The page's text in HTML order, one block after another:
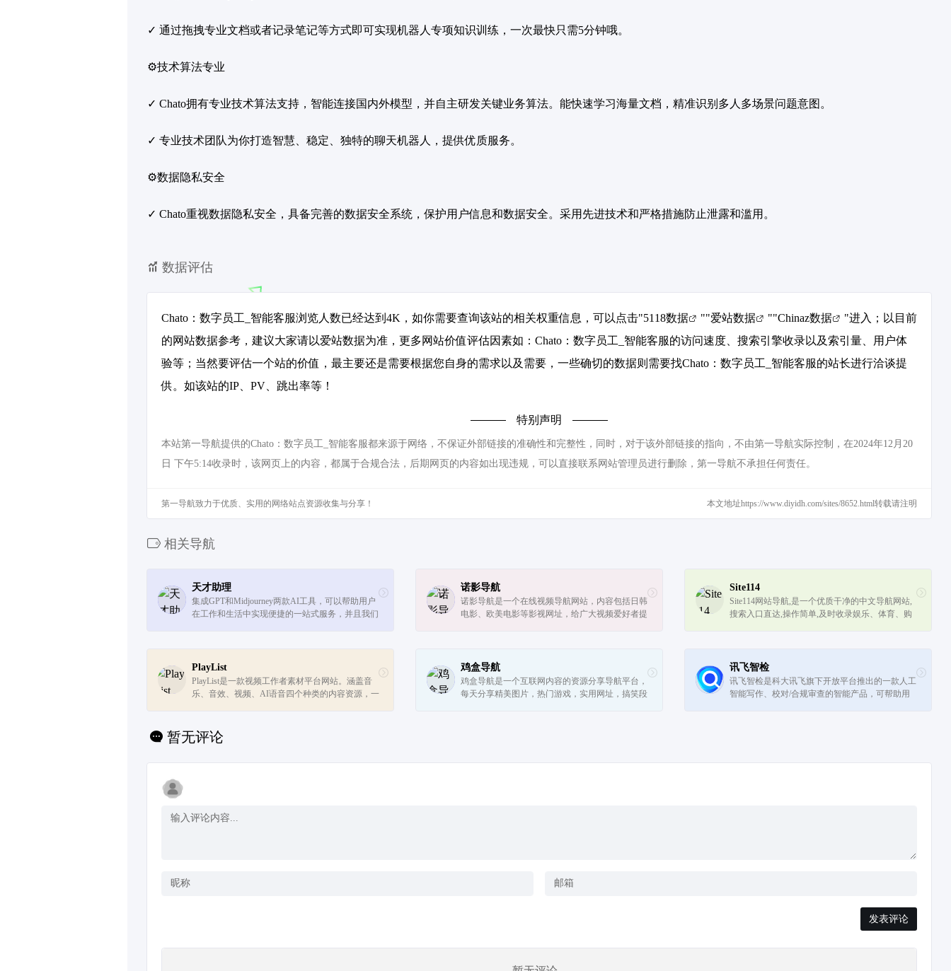
✓ 通过拖拽专业文档或者记录笔记等方式即可实现机器人专项知识训练，一次最快只需5分钟哦。
⚙️技术算法专业
✓ Chato拥有专业技术算法支持，智能连接国内外模型，并自主研发关键业务算法。能快速学习海量文档，精准识别多人多场景问题意图。
✓ 专业技术团队为你打造智慧、稳定、独特的聊天机器人，提供优质服务。
⚙️数据隐私安全
✓ Chato重视数据隐私安全，具备完善的数据安全系统，保护用户信息和数据安全。采用先进技术和严格措施防止泄露和滥用。
数据评估
Chato：数字员工_智能客服浏览人数已经达到4K，如你需要查询该站的相关权重信息，可以点击"5118数据 ""爱站数据 ""Chinaz数据
"进入；以目前
的网站数据参考，建议大家请以爱站数据为准，更多网站价值评估因素如：Chato：数字员工_智能客服的访问速度、搜索引擎收录以及索引量、用户体
验等；当然要评估一个站的价值，最主要还是需要根据您自身的需求以及需要，一些确切的数据则需要找Chato：数字员工_智能客服的站长进行洽谈提
供。如该站的IP、PV、跳出率等！
特别声明
本站第一导航提供的Chato：数字员工_智能客服都来源于网络，不保证外部链接的准确性和完整性，同时，对于该外部链接的指向，不由第一导航实际控制，在2024年12月20
日 下午5:14收录时，该网页上的内容，都属于合规合法，后期网页的内容如出现违规，可以直接联系网站管理员进行删除，第一导航不承担任何责任。
第一导航致力于优质、实用的网络站点资源收集与分享！ 本文地址https://www.diyidh.com/sites/8652.html转载请注明
相关导航
天才助理
集成GPT和Midjourney两款AI工具，可以帮助用户
在工作和生活中实现便捷的一站式服务，并且我们
诺影导航
诺影导航是一个在线视频导航网站，内容包括日韩
电影、欧美电影等影视网址，给广大视频爱好者提
Site114
Site114网站导航,是一个优质干净的中文导航网站,
搜索入口直达,操作简单,及时收录娱乐、体育、购
PlayList
PlayList是一款视频工作者素材平台网站。涵盖音
乐、音效、视频、AI语音四个种类的内容资源，一
鸡盒导航
鸡盒导航是一个互联网内容的资源分享导航平台，
每天分享精美图片，热门游戏，实用网址，搞笑段
讯飞智检
讯飞智检是科大讯飞旗下开放平台推出的一款人工
智能写作、校对/合规审查的智能产品，可帮助用
暂无评论
发表评论